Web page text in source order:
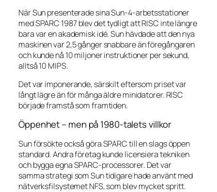
När Sun presenterade sina Sun-4-arbetsstationer
med SPARC 1987 blev det tydligt att RISC inte längre
bara var en akademisk idé. Sun hävdade att den nya
maskinen var 2,5 gånger snabbare än föregångaren
och kunde nå 10 miljoner instruktioner per sekund,
alltså 10 MIPS.
Det var imponerande, särskilt eftersom priset var
långt lägre än för många äldre minidatorer. RISC
började framstå som framtiden.
Öppenhet – men på 1980-talets villkor
Sun försökte också göra SPARC till en slags öppen
standard. Andra företag kunde licensiera tekniken
och bygga egna SPARC-processorer. Det var
samma strategi som Sun tidigare hade använt med
nätverksfilsystemet NFS, som blev mycket spritt.